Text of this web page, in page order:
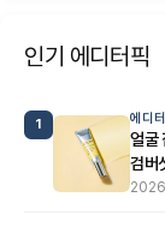
인기 에디터픽
1 에디
얼굴
검버